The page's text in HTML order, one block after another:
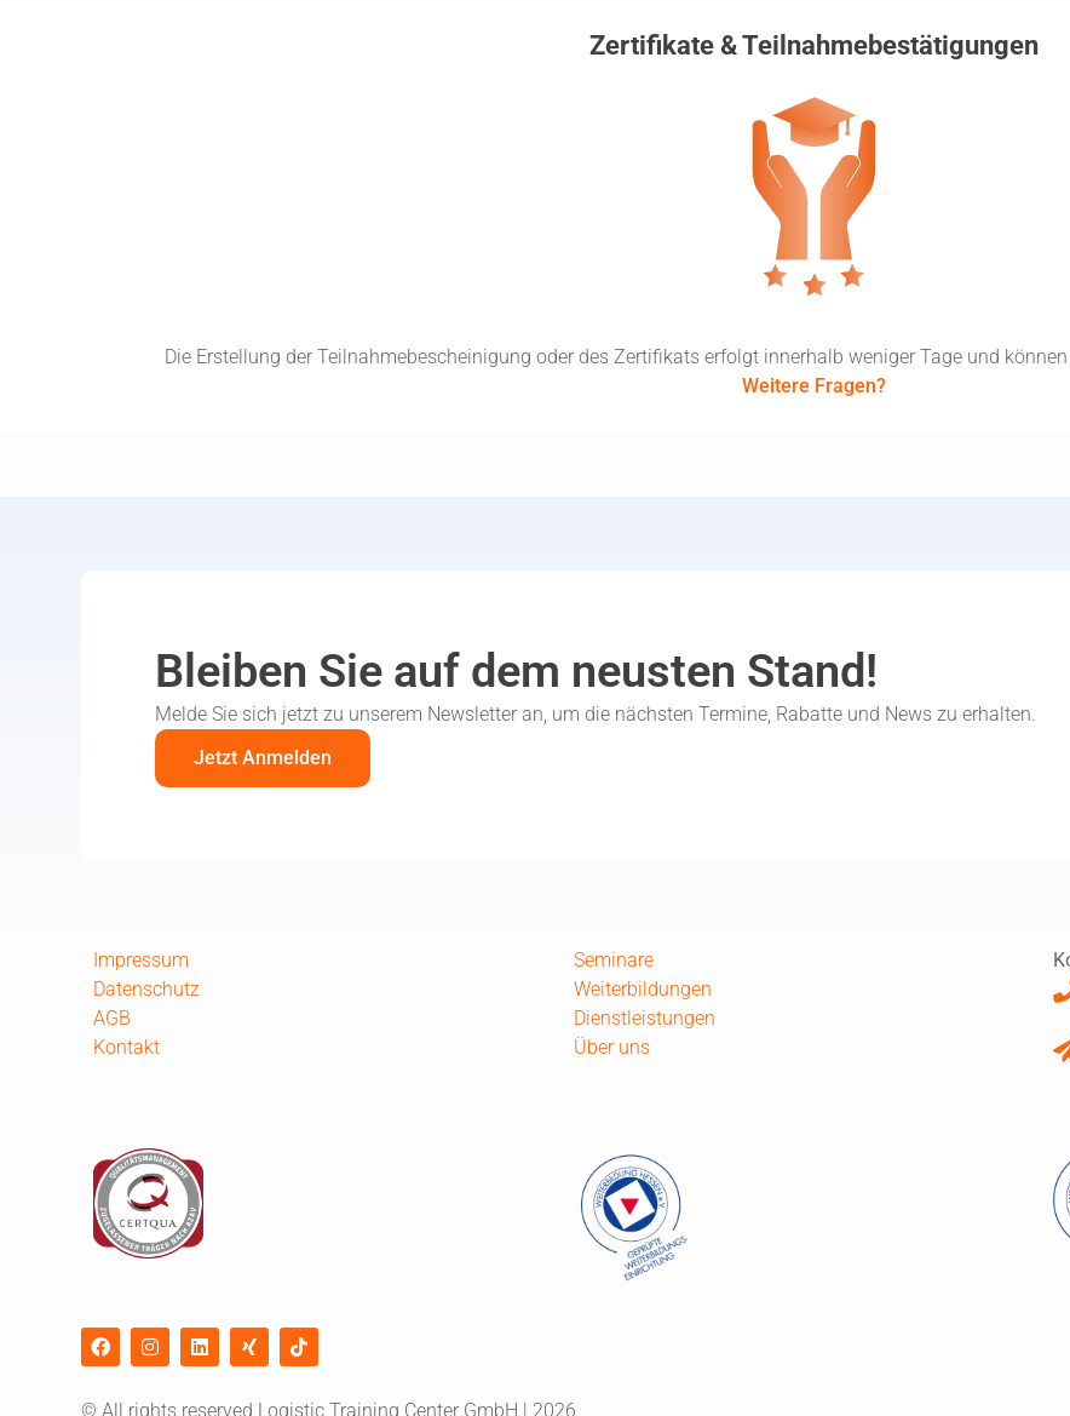
Zertifikate & Teilnahmebestätigungen
Die Erstellung der Teilnahmebescheinigung oder des Zertifikats erfolgt innerhalb weniger Tage und
Weitere Fragen?
Bleiben Sie auf dem neusten Stand!
Melde Sie sich jetzt zu unserem Newsletter an, um die nächsten Termine, Rabatte und News zu erhalten.
Jetzt Anmelden
Impressum
Datenschutz
AGB
Kontakt
Seminare
Weiterbildungen
Dienstleistungen
Über uns
© All rights reserved Logistic Training Center GmbH | 2026